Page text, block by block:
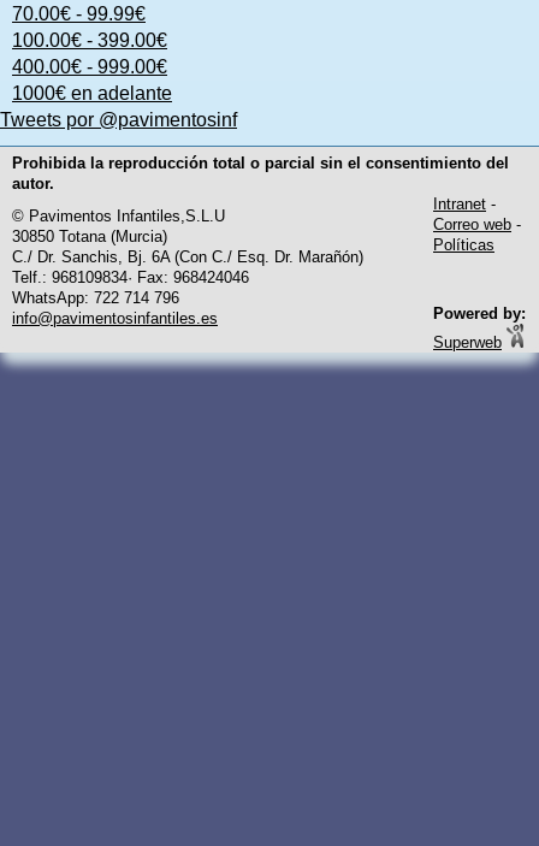
70.00€ - 99.99€
100.00€ - 399.00€
400.00€ - 999.00€
1000€ en adelante
Tweets por @pavimentosinf
Prohibida la reproducción total o parcial sin el consentimiento del
autor.
© Pavimentos Infantiles,S.L.U
30850 Totana (Murcia)
C./ Dr. Sanchis, Bj. 6A (Con C./ Esq. Dr. Marañón)
Telf.: 968109834· Fax: 968424046
WhatsApp: 722 714 796
info@pavimentosinfantiles.es
Intranet -
Correo web -
Políticas
Powered by:
Superweb